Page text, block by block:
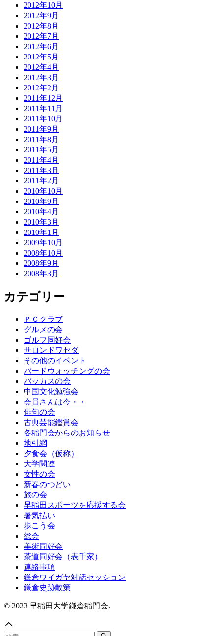
2012年10月
2012年9月
2012年8月
2012年7月
2012年6月
2012年5月
2012年4月
2012年3月
2012年2月
2011年12月
2011年11月
2011年10月
2011年9月
2011年8月
2011年5月
2011年4月
2011年3月
2011年2月
2010年10月
2010年9月
2010年4月
2010年3月
2010年1月
2009年10月
2008年10月
2008年9月
2008年3月
カテゴリー
ＰＣクラブ
グルメの会
ゴルフ同好会
サロンドワセダ
その他のイベント
バードウォッチングの会
バッカスの会
中国文化勉強会
会員さんは今・・
俳句の会
古典芸能鑑賞会
各稲門会からのお知らせ
地引網
夕食会（仮称）
大学関連
女性の会
新春のつどい
旅の会
早稲田スポーツを応援する会
暑気払い
歩こう会
総会
美術同好会
茶道同好会（表千家）
連絡事項
鎌倉ワイガヤ対話セッション
鎌倉史跡散策
© 2023 早稲田大学鎌倉稲門会.